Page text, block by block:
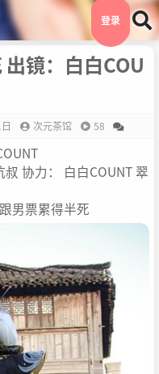
登录
镜：白白COU
次元茶馆 58
协力： 白白COUNT 翠
男票累得半死